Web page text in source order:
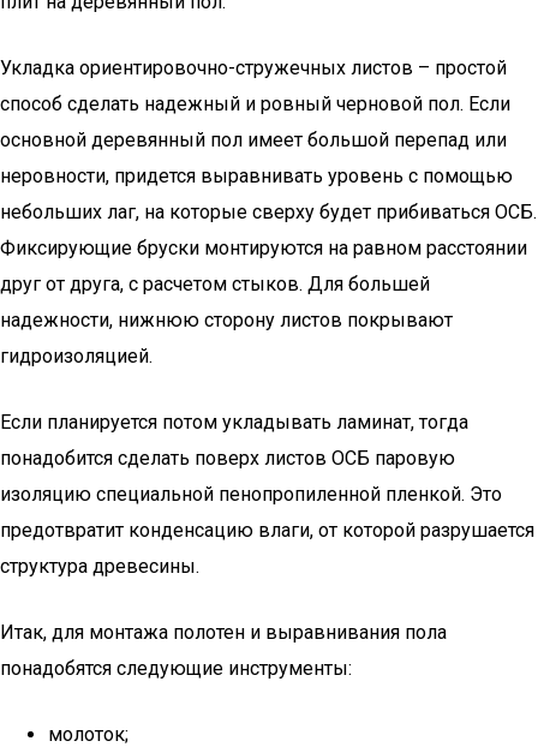
Укладка ориентировочно-стружечных листов – простой
способ сделать надежный и ровный черновой пол. Если
основной деревянный пол имеет большой перепад или
неровности, придется выравнивать уровень с помощью
небольших лаг, на которые сверху будет прибиваться ОСБ.
Фиксирующие бруски монтируются на равном расстоянии
друг от друга, с расчетом стыков. Для большей
надежности, нижнюю сторону листов покрывают
гидроизоляцией.
Если планируется потом укладывать ламинат, тогда
понадобится сделать поверх листов ОСБ паровую
изоляцию специальной пенопропиленной пленкой. Это
предотвратит конденсацию влаги, от которой разрушается
структура древесины.
Итак, для монтажа полотен и выравнивания пола
понадобятся следующие инструменты:
молоток;